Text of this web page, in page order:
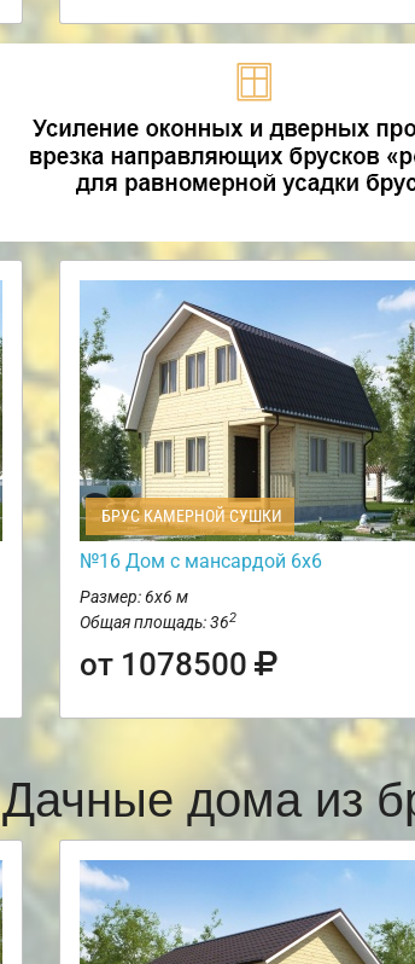
БРУС КАМЕРНОЙ СУШКИ
№16 Дом с мансардой 6х6
Размер: 6х6 м
Общая площадь: 362
от 1078500
Дачные дома из